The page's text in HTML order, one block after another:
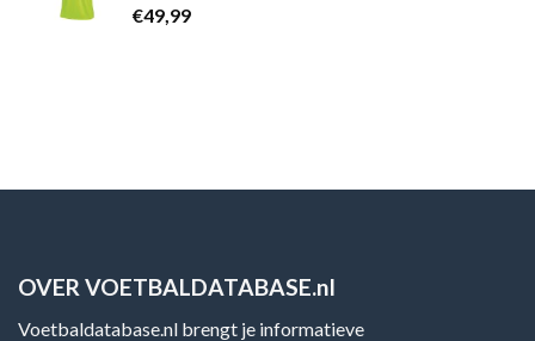
€49,99
OVER VOETBALDATABASE.nl
Voetbaldatabase.nl brengt je informatieve